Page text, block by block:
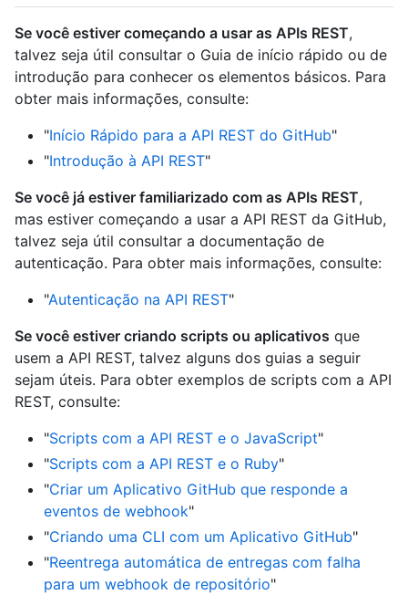
Se você estiver começando a usar as APIs REST,
talvez seja útil consultar o Guia de início rápido ou de
introdução para conhecer os elementos básicos. Para
obter mais informações, consulte:
"Início Rápido para a API REST do GitHub"
"Introdução à API REST"
Se você já estiver familiarizado com as APIs REST,
mas estiver começando a usar a API REST da GitHub,
talvez seja útil consultar a documentação de
autenticação. Para obter mais informações, consulte:
"Autenticação na API REST"
Se você estiver criando scripts ou aplicativos que
usem a API REST, talvez alguns dos guias a seguir
sejam úteis. Para obter exemplos de scripts com a API
REST, consulte:
"Scripts com a API REST e o JavaScript"
"Scripts com a API REST e o Ruby"
"Criar um Aplicativo GitHub que responde a
eventos de webhook"
"Criando uma CLI com um Aplicativo GitHub"
"Reentrega automática de entregas com falha
para um webhook de repositório"